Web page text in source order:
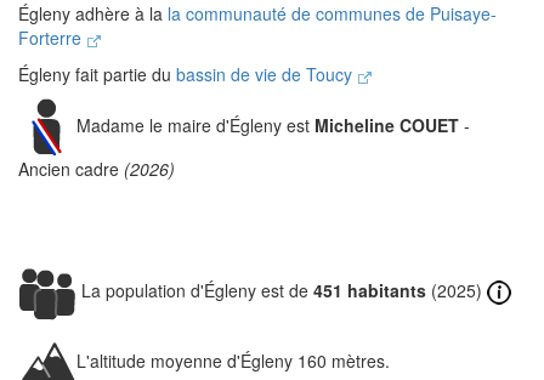
Égleny adhère à la la communauté de communes de Puisaye-
Forterre
Égleny fait partie du bassin de vie de Toucy
Madame le maire d'Égleny est Micheline COUET -
Ancien cadre (2026)
La population d'Égleny est de 451 habitants (2025)
L'altitude moyenne d'Égleny 160 mètres.